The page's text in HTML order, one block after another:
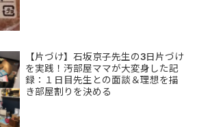
【片づけ】石坂京子先生の3日片づけ
を実践！汚部屋ママが大変身した記
録：１日目先生との面談＆理想を描
き部屋割りを決める